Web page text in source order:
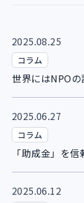
2025.08.25
コラム
世界にはNPO
2025.06.27
コラム
「助成金」を
2025.06.12